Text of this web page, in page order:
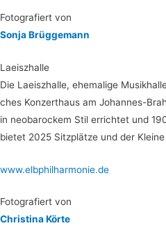
Foto­gra­fiert von
Son­ja Brüggemann
Laeiszhal­le
Die Laeiszhal­le, ehe­ma­li­ge
ches Kon­zert­haus am Johan­nes-
in neo­ba­ro­ckem Stil errich­tet und
bie­tet 2025 Sitz­plät­ze und der
www.elbphilharmonie.de
Foto­gra­fiert von
Chris­ti­na Körte